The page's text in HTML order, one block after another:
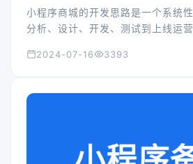
小程序商城的开发思路是一个系统
分析、设计、开发、测试到上线运
2024-07-16
3393